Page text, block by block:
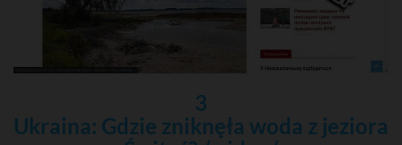
3
Ukraina: Gdzie zniknęła woda z jeziora